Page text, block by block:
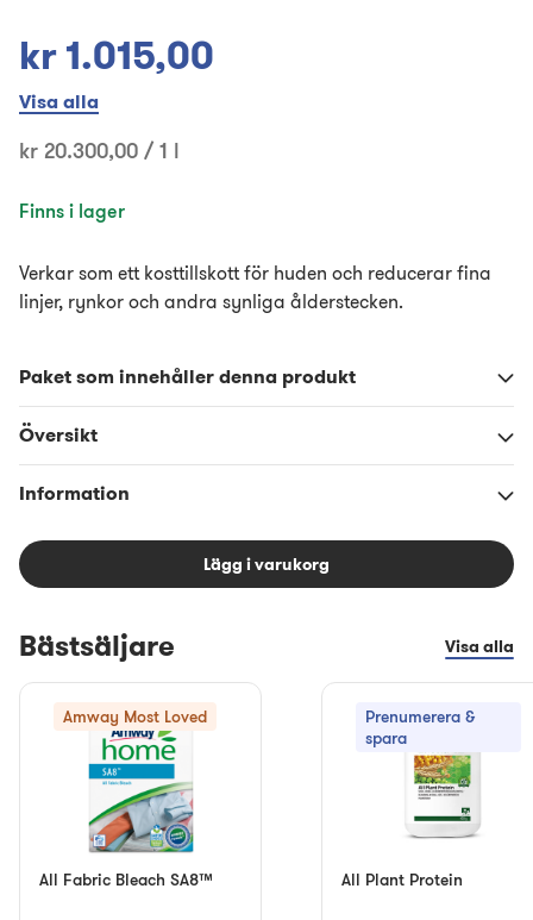
kr 1.015,00
Visa alla
kr 20.300,00 / 1 l
Finns i lager
Verkar som ett kosttillskott för huden och reducerar fina
linjer, rynkor och andra synliga ålderstecken.
Paket som innehåller denna produkt
Översikt
Information
Lägg i varukorg
Bästsäljare Visa alla
Amway Most Loved
All Fabric Bleach SA8™
Prenumerera &
spara
All Plant Protein